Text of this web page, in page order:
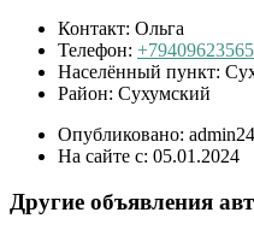
Контакт: Ольга
Телефон: +79409623565
Населённый пункт:
Район: Сухумский
Опубликовано: admin24
На сайте с: 05.01.2024
Другие объявления